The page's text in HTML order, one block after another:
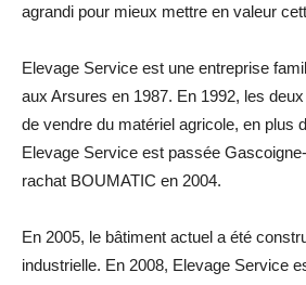
agrandi pour mieux mettre en valeur
Elevage Service est une entreprise
aux Arsures en 1987. En 1992, les
de vendre du matériel agricole, en plus
Elevage Service est passée
rachat BOUMATIC en 2004.
En 2005, le bâtiment actuel a été
industrielle. En 2008, Elevage Service